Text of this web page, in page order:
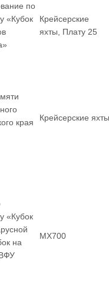
по
«Кубок
Крейсерские
яхты, Плату 25
края
Крейсерские яхты
«Кубок
на
MX700